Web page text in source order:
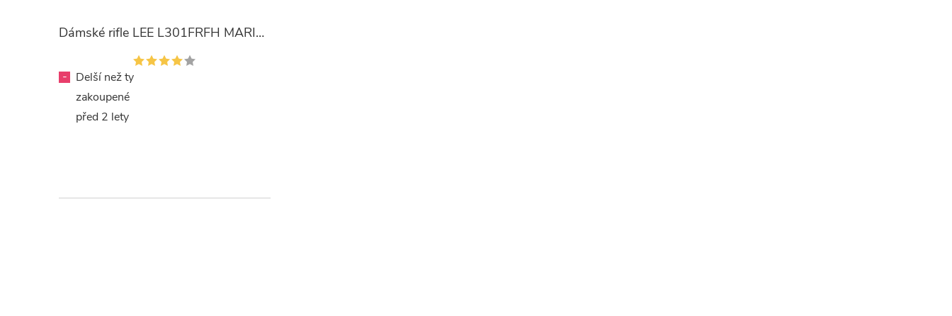
Dámské rifle LEE L301FRFH MARION STRAIGHT RINSE
-
Delší než ty
zakoupené
před 2 lety